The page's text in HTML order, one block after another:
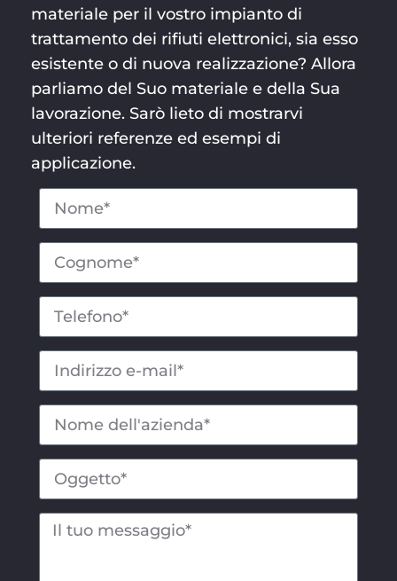
materiale per il vostro impianto di
trattamento dei rifiuti elettronici, sia esso
esistente o di nuova realizzazione? Allora
parliamo del Suo materiale e della Sua
lavorazione. Sarò lieto di mostrarvi
ulteriori referenze ed esempi di
applicazione.